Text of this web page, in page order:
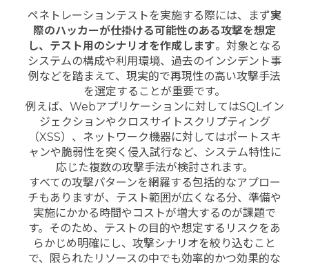
ペネトレーションテストを実施する際には、まず実
際のハッカーが仕掛ける可能性のある攻撃を想定
し、テスト用のシナリオを作成します。対象となる
システムの構成や利用環境、過去のインシデント事
例などを踏まえて、現実的で再現性の高い攻撃手法
を選定することが重要です。
例えば、Webアプリケーションに対してはSQLイン
ジェクションやクロスサイトスクリプティング
（XSS）、ネットワーク機器に対してはポートスキ
ャンや脆弱性を突く侵入試行など、システム特性に
応じた複数の攻撃手法が検討されます。
すべての攻撃パターンを網羅する包括的なアプロー
チもありますが、テスト範囲が広くなる分、準備や
実施にかかる時間やコストが増大するのが課題で
す。そのため、テストの目的や想定するリスクをあ
らかじめ明確にし、攻撃シナリオを絞り込むこと
で、限られたリソースの中でも効率的かつ効果的な